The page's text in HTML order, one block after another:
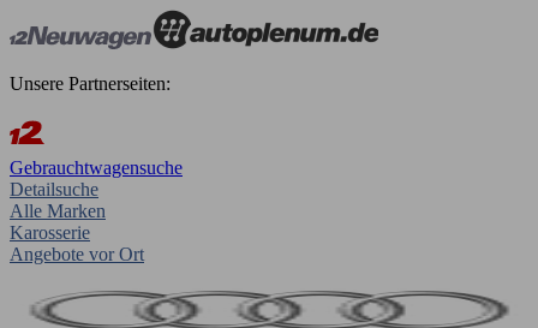
Unsere Partnerseiten:
Gebrauchtwagensuche
Detailsuche
Alle Marken
Karosserie
Angebote vor Ort